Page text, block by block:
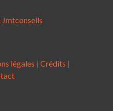
Jmtconseils
légales | Crédits |